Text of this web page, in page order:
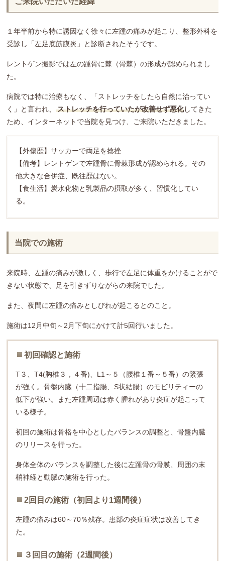
１年半前から特に誘因なく徐々に左踵の痛みが起こり、整形外科を
受診し「左足底筋膜炎」と診断されたそうです。
レントゲン撮影では左の踵骨に棘（骨棘）の形成が認められまし
た。
病院では特に治療もなく、「ストレッチをしたら自然に治ってい
く」と言われ、ストレッチを行っていたが改善せず悪化してきた
ため、インターネットで当院を見つけ、ご来院いただきました。
【外傷歴】サッカーで両足を捻挫
【備考】レントゲンで左踵骨に骨棘形成が認められる。その
他大きな合併症、既往歴はない。
【食生活】炭水化物と乳製品の摂取が多く、習慣化してい
る。
当院での施術
来院時、左踵の痛みが激しく、歩行で左足に体重をかけることがで
きない状態で、足を引きずりながらの来院でした。
また、夜間に左踵の痛みとしびれが起こるとのこと。
施術は12月中旬～2月下旬にかけて計5回行いました。
初回確認と施術
T３、T4(胸椎３，４番)、L1～５（腰椎１番～５番）の緊張
が強く。骨盤内臓（十二指腸、S状結腸）のモビリティーの
低下が強い。また左踵周辺は赤く腫れがあり炎症が起こって
いる様子。
初回の施術は骨格を中心としたバランスの調整と、骨盤内臓
のリリースを行った。
身体全体のバランスを調整した後に左踵骨の骨膜、周囲の末
梢神経と動脈の施術を行った。
2回目の施術（初回より1週間後）
左踵の痛みは60～70％残存。患部の炎症症状は改善してき
た。
３回目の施術（2週間後）